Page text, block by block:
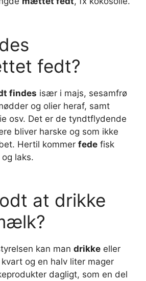
fedt?
findes især i majs, sesamfrø
og olier heraf, samt
osv. Det er de tyndtflydende
bliver harske og som ikke
Hertil kommer fede fisk
laks.
at drikke
kan man drikke eller
og en halv liter mager
dagligt, som en del